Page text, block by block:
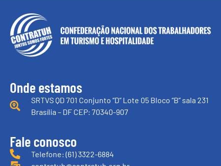
Onde estamos
SRTVS QD 701 Conjunto “D” Lote 05 Bloco “B” sala 231
Brasília – DF CEP: 70340-907
Fale conosco
Telefone: (61) 3322-6884